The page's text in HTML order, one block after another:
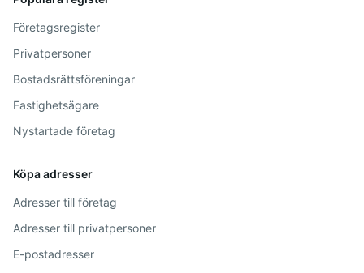
Företagsregister
Privatpersoner
Bostadsrättsföreningar
Fastighetsägare
Nystartade företag
Köpa adresser
Adresser till företag
Adresser till privatpersoner
E-postadresser